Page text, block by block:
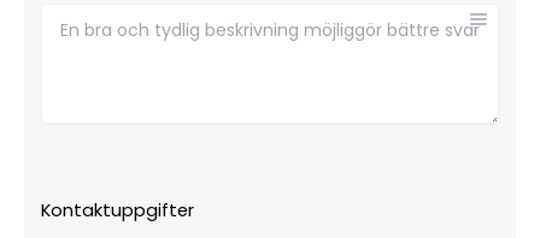
Kontaktuppgifter